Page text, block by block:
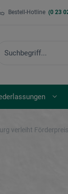
Bestell-Hotline (0 23
verleiht Förderpreis